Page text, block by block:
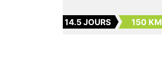
14.5 JOURS 150 KM